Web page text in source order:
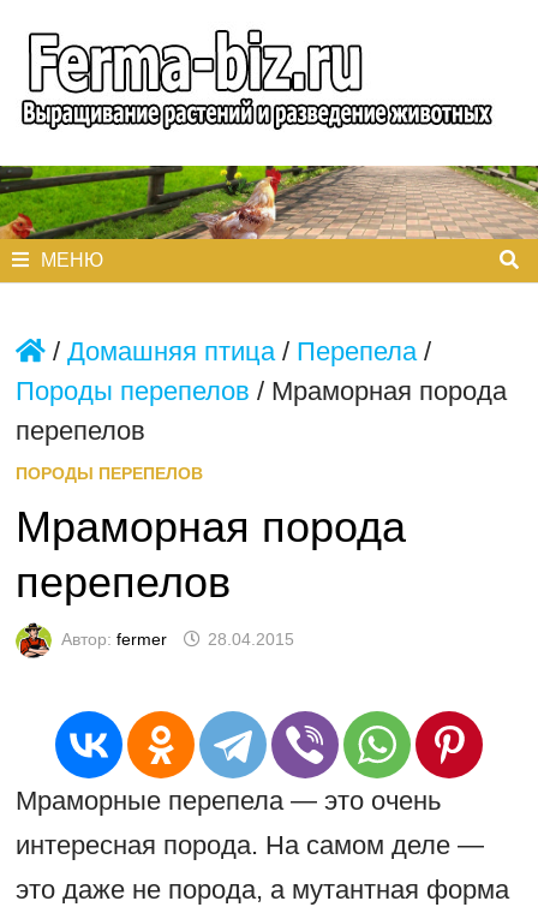
содержимому
МЕНЮ
/ Домашняя птица/ Перепела/
Породы перепелов / Мраморная порода
перепелов
ПОРОДЫ ПЕРЕПЕЛОВ
Мраморная порода
перепелов
Автор: fermer 28.04.2015
Мраморные перепела — это очень
интересная порода. На самом деле —
это даже не порода, а мутантная форма